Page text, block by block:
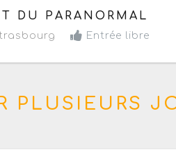
à partir de 20h
DU PARANORMAL
Entrée libre
PLUSIEURS